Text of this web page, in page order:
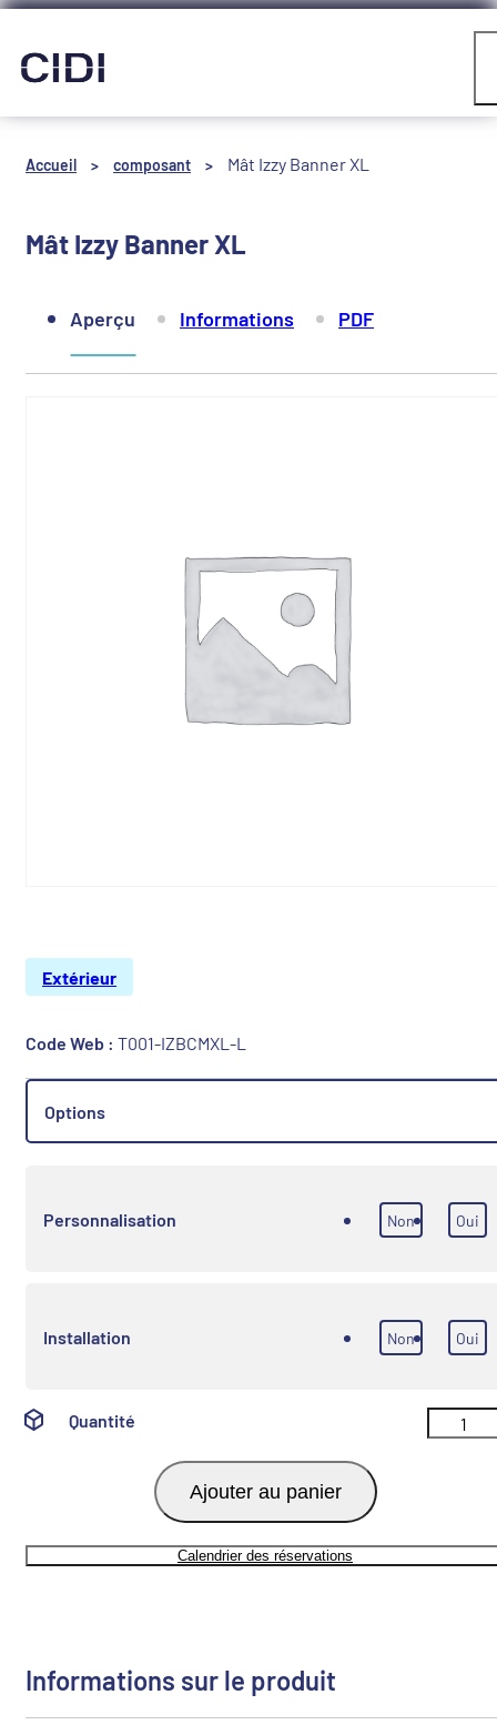
Panneau de gestion des cookies
Accueil > composant > Mât Izzy Banner XL
Mât Izzy Banner XL
Aperçu Informations PDF
Extérieur
Code Web : T001-IZBCMXL-L
Options
Personnalisation Non Oui
Installation Non Oui
Quantité
Ajouter au panier
Calendrier des réservations
Informations sur le produit